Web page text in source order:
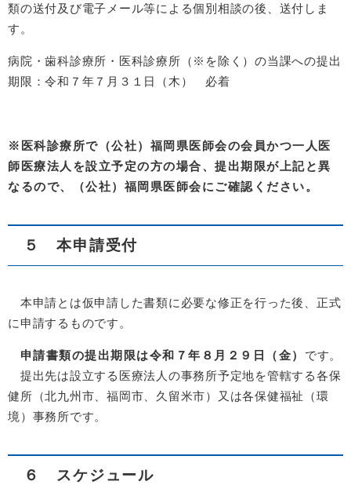
類の送付及び電子メール等による個別相談の後、送付しま
す。
病院・歯科診療所・医科診療所（※を除く）の当課への提出
期限：令和７年７月３１日（木） 必着
※医科診療所で（公社）福岡県医師会の会員かつ一人医
師医療法人を設立予定の方の場合、提出期限が上記と異
なるので、（公社）福岡県医師会にご確認ください。
５ 本申請受付
本申請とは仮申請した書類に必要な修正を行った後、正式
に申請するものです。
申請書類の提出期限は令和７年８月２９日（金） です。
提出先は設立する医療法人の事務所予定地を管轄する各保
健所（北九州市、福岡市、久留米市）又は各保健福祉（環
境）事務所です。
６ スケジュール